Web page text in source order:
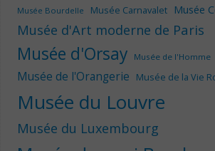
Musée Bourdelle
Musée Carnavalet Musée
Musée d'Art moderne de Paris
Musée d'Orsay Musée de l'Homme
Musée de l'Orangerie Musée de la Vie
Musée du Louvre
Musée du Luxembourg